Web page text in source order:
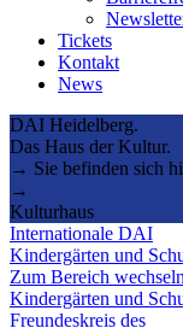
Tickets
Kontakt
News
DAI Heidelberg.
Das Haus der Kultur.
→ Sie befinden sich
→
Kulturhaus
Internationale DAI
Kindergärten und
Zum Bereich wechseln
Kindergärten und
Freundeskreis des